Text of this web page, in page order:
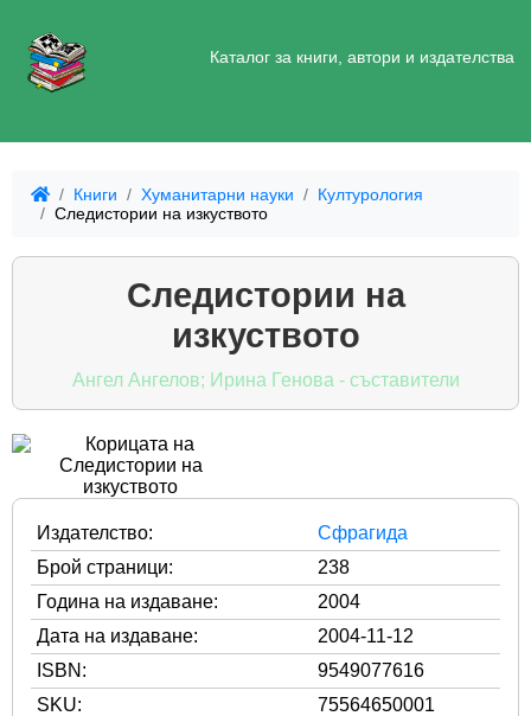
Каталог за книги, автори и издателства
Книги Хуманитарни науки
Културология
Следистории на изкуството
Следистории на
изкуството
Ангел Ангелов; Ирина Генова - съставители
Издателство:
Сфрагида
Брой страници:
238
Година на издаване:
2004
Дата на издаване:
2004-11-12
ISBN:
9549077616
SKU:
75564650001